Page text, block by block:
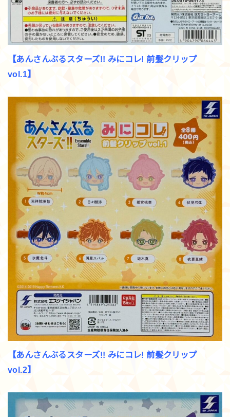
【あんさんぶるスターズ!! みにコレ! 前髪クリップ
vol.1】
【あんさんぶるスターズ!! みにコレ! 前髪クリップ
vol.2】